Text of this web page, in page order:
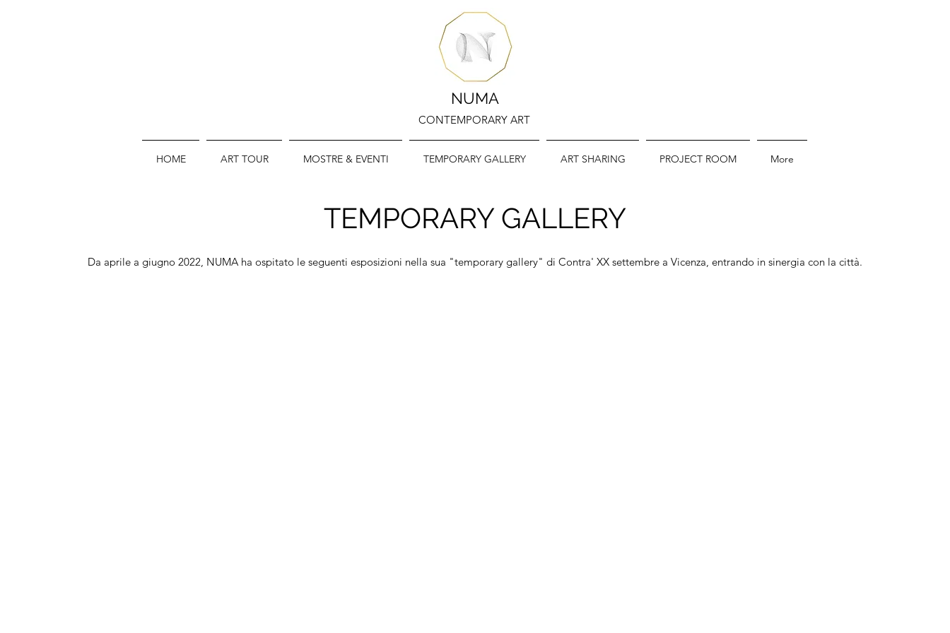
NUMA
CONTEMPORARY ART
HOME ART TOUR MOSTRE & EVENTI TEMPORARY GALLERY ART SHARING PROJECT ROOM More
TEMPORARY GALLERY
Da aprile a giugno 2022, NUMA ha ospitato le seguenti esposizioni nella sua "temporary gallery" di Contra' XX settembre a Vicenza, entrando in sinergia con la città.